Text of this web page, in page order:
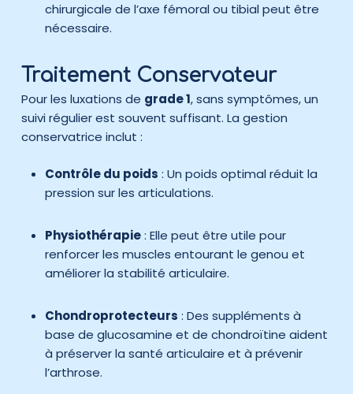
chirurgicale de l’axe fémoral ou tibial peut être
nécessaire.
Traitement Conservateur
Pour les luxations de grade 1, sans symptômes, un
suivi régulier est souvent suffisant. La gestion
conservatrice inclut :
Contrôle du poids : Un poids optimal réduit la
pression sur les articulations.
Physiothérapie: Elle peut être utile pour
renforcer les muscles entourant le genou et
améliorer la stabilité articulaire.
Chondroprotecteurs : Des suppléments à
base de glucosamine et de chondroïtine aident
à préserver la santé articulaire et à prévenir
l’arthrose.